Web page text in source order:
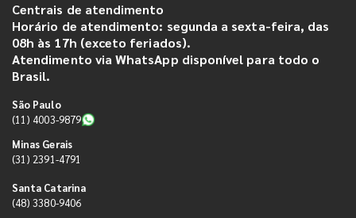
Centrais de atendimento
Horário de atendimento: segunda a sexta-feira, das
08h às 17h (exceto feriados).
Atendimento via WhatsApp disponível para todo o
Brasil.
São Paulo
(11) 4003-9879
Minas Gerais
(31) 2391-4791
Santa Catarina
(48) 3380-9406